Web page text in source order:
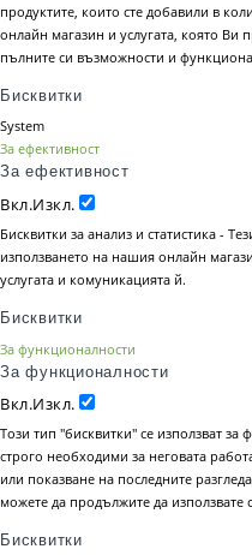
продуктите, които сте добавили в
онлайн магазин и услугата, която Ви
пълните си възможности и
Бисквитки
System
За ефективност
За ефективност
Вкл.Изкл.
Бисквитки за анализ и статистика -
използването на нашия онлайн
услугата и комуникацията й.
Бисквитки
За функционалности
За функционалности
Вкл.Изкл.
Този тип "бисквитки" се използват за
строго необходими за неговата
или показване на последните
можете да продължите да
Бисквитки